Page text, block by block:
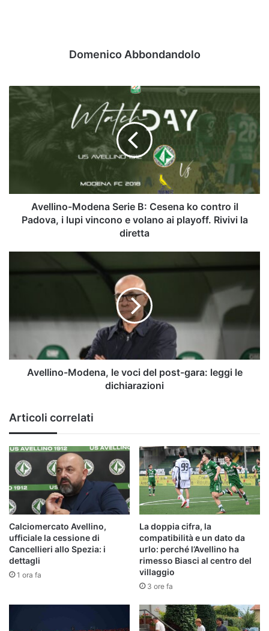
Domenico Abbondandolo
Avellino-
Modena
Serie
Padova,
diretta
Avellino-Modena Serie B: Cesena ko contro il
Padova, i lupi vincono e volano ai playoff. Rivivi la
diretta
Modena,
post-
le
dichiarazioni
Avellino-Modena, le voci del post-gara: leggi le
dichiarazioni
Articoli correlati
Calciomercato Avellino,
ufficiale la cessione di
Cancellieri allo Spezia: i
dettagli
1 ora fa
La doppia cifra, la
compatibilità e un dato da
urlo: perché l’Avellino ha
rimesso Biasci al centro del
villaggio
3 ore fa